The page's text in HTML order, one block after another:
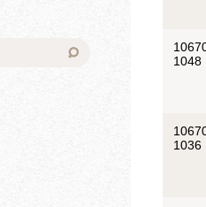
1048
1036